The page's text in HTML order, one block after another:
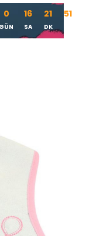
0
GÜN
16
SA
21
DK
51